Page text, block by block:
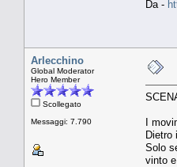
Da -
Arlecchino
Global Moderator
Hero Member
Scollegato
Messaggi: 7.790
I
Dietro
Solo
vinto